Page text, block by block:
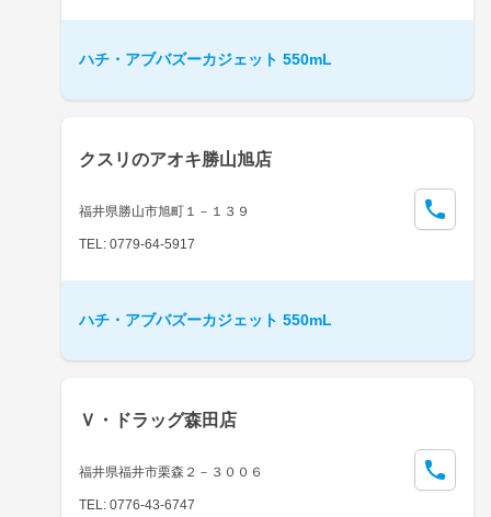
ハチ・アブバズーカジェット 550mL
クスリのアオキ勝山旭店
福井県勝山市旭町１－１３９
TEL: 0779-64-5917
ハチ・アブバズーカジェット 550mL
Ｖ・ドラッグ森田店
福井県福井市栗森２－３００６
TEL: 0776-43-6747